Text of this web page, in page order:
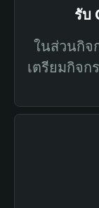
รับ
ในส่วนกิจ
เตรียมกิจก